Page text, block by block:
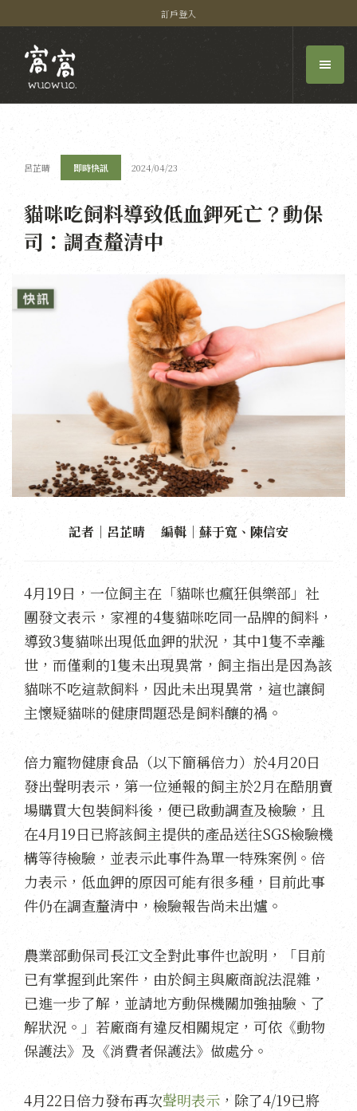
訂戶登入
呂芷晴 即時快訊 2024/04/23
貓咪吃飼料導致低血鉀死亡？動保
司：調查釐清中
記者｜呂芷晴 編輯｜蘇于寬、陳信安
4月19日，一位飼主在「貓咪也瘋狂俱樂部」社
團發文表示，家裡的4隻貓咪吃同一品牌的飼料，
導致3隻貓咪出現低血鉀的狀況，其中1隻不幸離
世，而僅剩的1隻未出現異常，飼主指出是因為該
貓咪不吃這款飼料，因此未出現異常，這也讓飼
主懷疑貓咪的健康問題恐是飼料釀的禍。
倍力寵物健康食品（以下簡稱倍力）於4月20日
發出聲明表示，第一位通報的飼主於2月在酷朋賣
場購買大包裝飼料後，便已啟動調查及檢驗，且
在4月19日已將該飼主提供的產品送往SGS檢驗機
構等待檢驗，並表示此事件為單一特殊案例。倍
力表示，低血鉀的原因可能有很多種，目前此事
件仍在調查釐清中，檢驗報告尚未出爐。
農業部動保司長江文全對此事件也說明，「目前
已有掌握到此案件，由於飼主與廠商說法混雜，
已進一步了解，並請地方動保機關加強抽驗、了
解狀況。」若廠商有違反相關規定，可依《動物
保護法》及《消費者保護法》做處分。
4月22日倍力發布再次聲明表示 ，除了4/19已將